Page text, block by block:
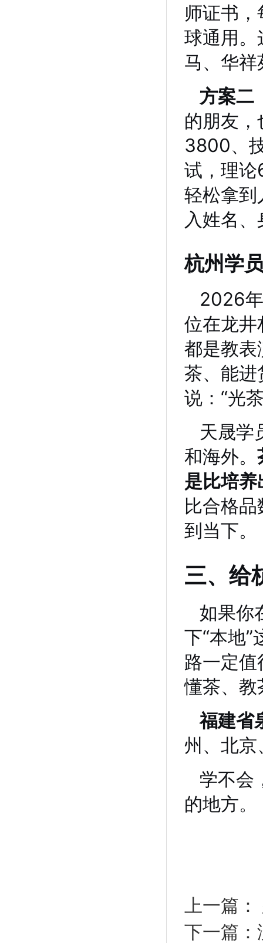
师证书
球通用。
马、华
方案二
的朋友
3800、
试，理
轻松拿到
入姓名
杭州学
2026
位在龙井
都是教表
茶、能进
说：“光
天晟学
和海外。
是比培
比合格
到当下。
三、给
如果你
下“本地
路一定
懂茶、教
福建省
州、北京
学不会
的地方。
上一篇：
下一篇：